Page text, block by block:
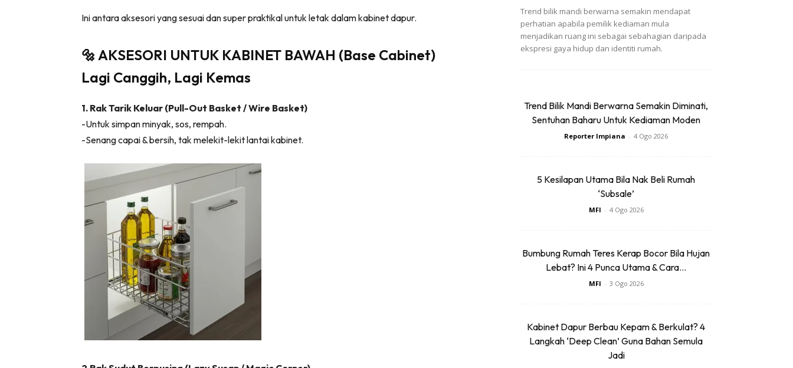
Casa Impiana
Makeover Ruang Selebriti
Video
Impiana TV
Ini antara aksesori yang sesuai dan super praktikal untuk letak dalam kabinet dapur.
🔩 AKSESORI UNTUK KABINET BAWAH (Base Cabinet)
Lagi Canggih, Lagi Kemas
1. Rak Tarik Keluar (Pull-Out Basket / Wire Basket)
-Untuk simpan minyak, sos, rempah.
-Senang capai & bersih, tak melekit-lekit lantai kabinet.
Trend bilik mandi berwarna semakin mendapat
perhatian apabila pemilik kediaman mula
menjadikan ruang ini sebagai sebahagian daripada
ekspresi gaya hidup dan identiti rumah.
Trend Bilik Mandi Berwarna Semakin Diminati,
Sentuhan Baharu Untuk Kediaman Moden
Reporter Impiana - 4 Ogo 2026
5 Kesilapan Utama Bila Nak Beli Rumah
‘Subsale’
MFI - 4 Ogo 2026
Bumbung Rumah Teres Kerap Bocor Bila Hujan
Lebat? Ini 4 Punca Utama & Cara...
MFI - 3 Ogo 2026
Kabinet Dapur Berbau Kepam & Berkulat? 4
Langkah ‘Deep Clean’ Guna Bahan Semula
Jadi